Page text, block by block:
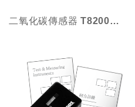
二氧化碳傳感器 T8200系列(溫/濕)